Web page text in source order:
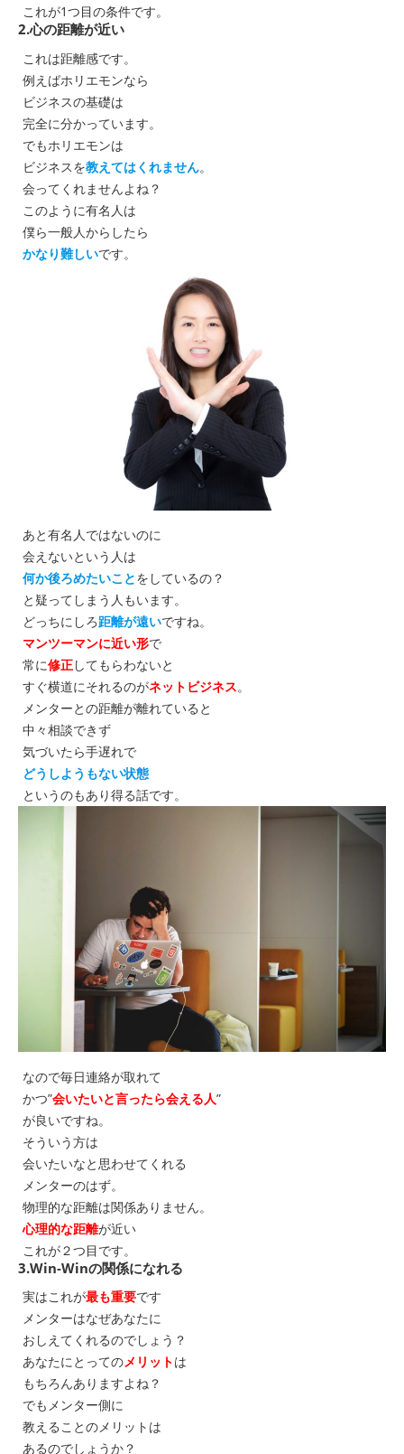
これが1つ目の条件です。
2.心の距離が近い
これは距離感です。
例えばホリエモンなら
ビジネスの基礎は
完全に分かっています。
でもホリエモンは
ビジネスを教えてはくれません。
会ってくれませんよね？
このように有名人は
僕ら一般人からしたら
かなり難しいです。
あと有名人ではないのに
会えないという人は
何か後ろめたいことをしているの？
と疑ってしまう人もいます。
どっちにしろ距離が遠いですね。
マンツーマンに近い形で
常に修正してもらわないと
すぐ横道にそれるのがネットビジネス。
メンターとの距離が離れていると
中々相談できず
気づいたら手遅れで
どうしようもない状態
というのもあり得る話です。
なので毎日連絡が取れて
かつ”会いたいと言ったら会える人”
が良いですね。
そういう方は
会いたいなと思わせてくれる
メンターのはず。
物理的な距離は関係ありません。
心理的な距離が近い
これが２つ目です。
3.Win-Winの関係になれる
実はこれが最も重要です
メンターはなぜあなたに
おしえてくれるのでしょう？
あなたにとってのメリットは
もちろんありますよね？
でもメンター側に
教えることのメリットは
あるのでしょうか？